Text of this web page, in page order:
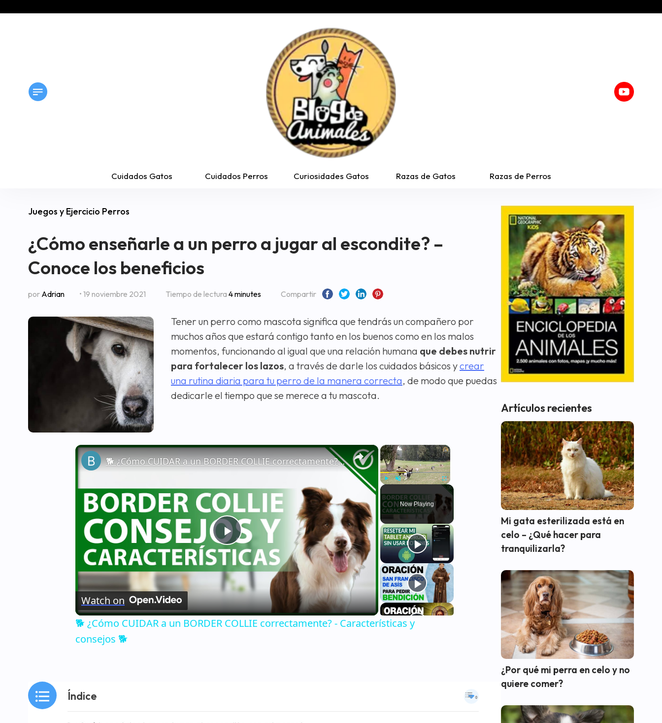
Cuidados Gatos Cuidados Perros Curiosidades Gatos Razas de Gatos Razas de Perros
Juegos y Ejercicio Perros
¿Cómo enseñarle a un perro a jugar al escondite? –
Conoce los beneficios
por Adrian • 19 noviembre 2021 Tiempo de lectura4 minutes Compartir
Tener un perro como mascota significa que tendrás un compañero por
muchos años que estará contigo tanto en los buenos como en los malos
momentos, funcionando al igual que una relación humana que debes nutrir
para fortalecer los lazos, a través de darle los cuidados básicos ycrear
una rutina diaria para tu perro de la manera correcta, de modo que puedas
dedicarle el tiempo que se merece a tu mascota.
×
Fullscreen
Now Playing
×
Play
Video
🐕 ¿Cómo CUIDAR a un BORDER COLLIE correctamente? - Características y consejos 🐕
Watch on
🐕 ¿Cómo CUIDAR a un BORDER COLLIE correctamente? - Características y
consejos 🐕
Índice
Artículos recientes
Mi gata esterilizada está en
celo – ¿Qué hacer para
tranquilizarla?
¿Por qué mi perra en celo y no
quiere comer?